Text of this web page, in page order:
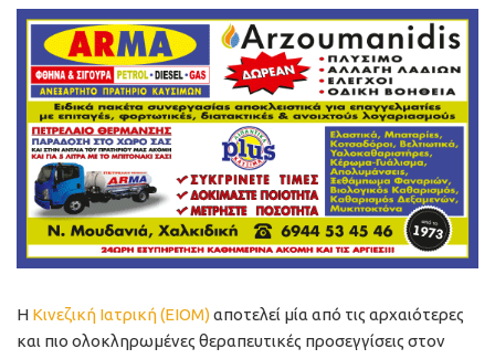
Η Κινεζική Ιατρική (ΕΙΟΜ)αποτελεί μία από τις αρχαιότερες
και πιο ολοκληρωμένες θεραπευτικές προσεγγίσεις στον